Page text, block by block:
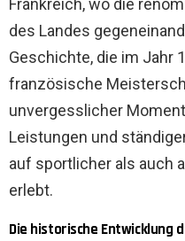
Frankreich, wo die
des Landes
Geschichte, die im Jahr
französische
unvergesslicher
Leistungen und
auf sportlicher als auch
erlebt.
Die historische Entwicklung